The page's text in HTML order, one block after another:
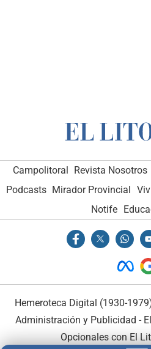
Campolitoral Revista Nosotros
Podcasts Mirador Provincial
Notife
Hemeroteca Digital (1930-
Administración y Publicidad -
Opcionales con El